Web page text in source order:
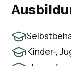
Kinder-,